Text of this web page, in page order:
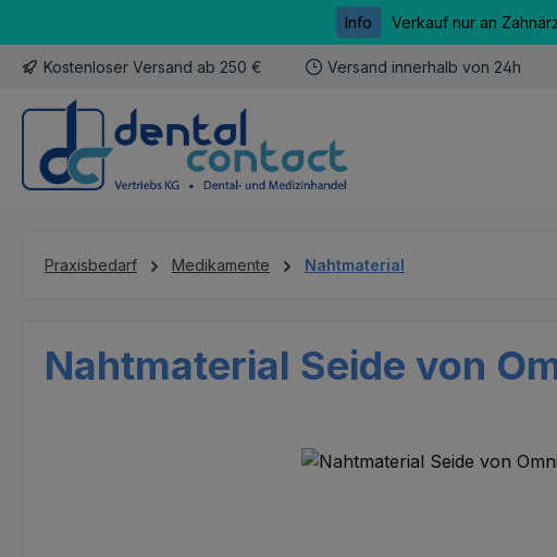
Info Verkauf nur an
Kostenloser Versand ab 250 € Versand innerhalb von 24h
Praxisbedarf Medikamente Nahtmaterial
Nahtmaterial Seide von